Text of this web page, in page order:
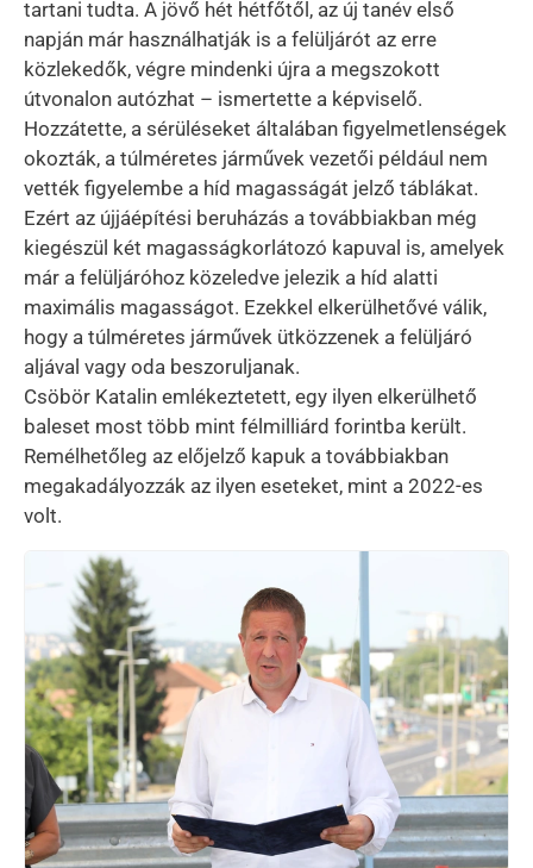
tartani tudta. A jövő hét hétfőtől, az új tanév első
napján már használhatják is a felüljárót az erre
közlekedők, végre mindenki újra a megszokott
útvonalon autózhat – ismertette a képviselő.
Hozzátette, a sérüléseket általában figyelmetlenségek
okozták, a túlméretes járművek vezetői például nem
vették figyelembe a híd magasságát jelző táblákat.
Ezért az újjáépítési beruházás a továbbiakban még
kiegészül két magasságkorlátozó kapuval is, amelyek
már a felüljáróhoz közeledve jelezik a híd alatti
maximális magasságot. Ezekkel elkerülhetővé válik,
hogy a túlméretes járművek ütközzenek a felüljáró
aljával vagy oda beszoruljanak.
Csöbör Katalin emlékeztetett, egy ilyen elkerülhető
baleset most több mint félmilliárd forintba került.
Remélhetőleg az előjelző kapuk a továbbiakban
megakadályozzák az ilyen eseteket, mint a 2022-es
volt.